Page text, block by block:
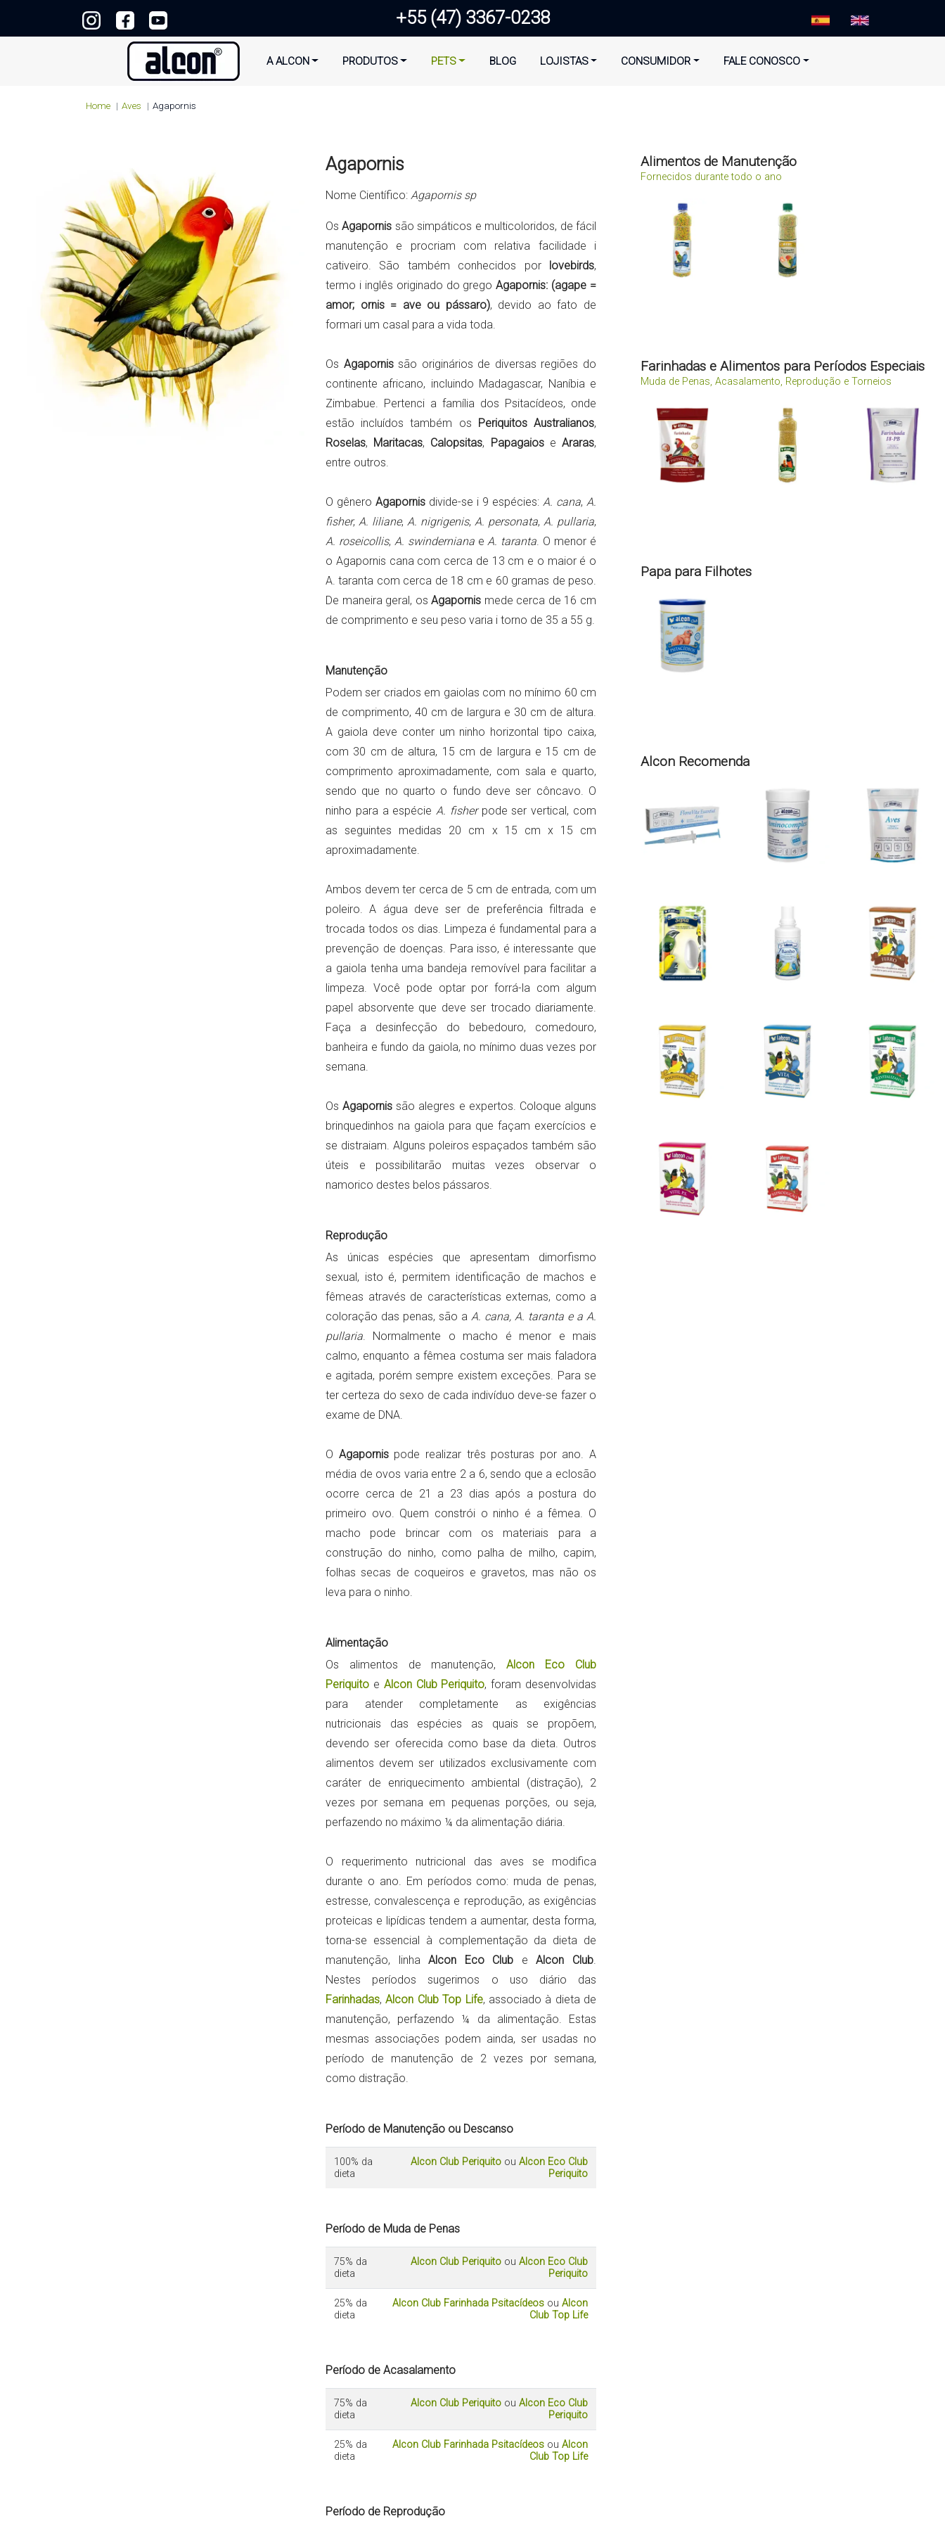
+55 (47) 3367-0238
A ALCON PRODUTOS PETS BLOG LOJISTAS CONSUMIDOR FALE CONOSCO
Home Aves Agapornis
Agapornis
Nome Científico: Agapornis sp
OsAgapornis são simpáticos e multicoloridos, de fácil
manutenção e procriam com relativa facilidade i
cativeiro. São também conhecidos por lovebirds,
termo i inglês originado do gregoAgapornis: (agape =
amor; ornis = ave ou pássaro), devido ao fato de
formari um casal para a vida toda.
Os Agapornissão originários de diversas regiões do
continente africano, incluindo Madagascar, Naníbia e
Zimbabue. Pertenci a família dos Psitacídeos, onde
estão incluídos também os Periquitos Australianos,
Roselas, Maritacas, Calopsitas, PapagaioseAraras,
entre outros.
O gênero Agapornis divide-se i 9 espécies: A. cana, A.
fisher, A. liliane, A. nigrigenis, A. personata, A. pullaria,
A. roseicollis, A. swindernianaeA. taranta. O menor é
o Agapornis cana com cerca de 13 cm e o maior é o
A. taranta com cerca de 18 cm e 60 gramas de peso.
De maneira geral, osAgapornis mede cerca de 16 cm
de comprimento e seu peso varia i torno de 35 a 55 g.
Manutenção
Podem ser criados em gaiolas com no mínimo 60 cm
de comprimento, 40 cm de largura e 30 cm de altura.
A gaiola deve conter um ninho horizontal tipo caixa,
com 30 cm de altura, 15 cm de largura e 15 cm de
comprimento aproximadamente, com sala e quarto,
sendo que no quarto o fundo deve ser côncavo. O
ninho para a espécieA. fisherpode ser vertical, com
as seguintes medidas 20 cm x 15 cm x 15 cm
aproximadamente.
Ambos devem ter cerca de 5 cm de entrada, com um
poleiro. A água deve ser de preferência filtrada e
trocada todos os dias. Limpeza é fundamental para a
prevenção de doenças. Para isso, é interessante que
a gaiola tenha uma bandeja removível para facilitar a
limpeza. Você pode optar por forrá-la com algum
papel absorvente que deve ser trocado diariamente.
Faça a desinfecção do bebedouro, comedouro,
banheira e fundo da gaiola, no mínimo duas vezes por
semana.
OsAgapornis são alegres e expertos. Coloque alguns
brinquedinhos na gaiola para que façam exercícios e
se distraiam. Alguns poleiros espaçados também são
úteis e possibilitarão muitas vezes observar o
namorico destes belos pássaros.
Reprodução
As únicas espécies que apresentam dimorfismo
sexual, isto é, permitem identificação de machos e
fêmeas através de características externas, como a
coloração das penas, são a A. cana, A. taranta e a A.
pullaria. Normalmente o macho é menor e mais
calmo, enquanto a fêmea costuma ser mais faladora
e agitada, porém sempre existem exceções. Para se
ter certeza do sexo de cada indivíduo deve-se fazer o
exame de DNA.
O Agapornispode realizar três posturas por ano. A
média de ovos varia entre 2 a 6, sendo que a eclosão
ocorre cerca de 21 a 23 dias após a postura do
primeiro ovo. Quem constrói o ninho é a fêmea. O
macho pode brincar com os materiais para a
construção do ninho, como palha de milho, capim,
folhas secas de coqueiros e gravetos, mas não os
leva para o ninho.
Alimentação
Os alimentos de manutenção,Alcon Eco Club
Periquito e Alcon Club Periquito, foram desenvolvidas
para atender completamente as exigências
nutricionais das espécies as quais se propõem,
devendo ser oferecida como base da dieta. Outros
alimentos devem ser utilizados exclusivamente com
caráter de enriquecimento ambiental (distração), 2
vezes por semana em pequenas porções, ou seja,
perfazendo no máximo ¼ da alimentação diária.
O requerimento nutricional das aves se modifica
durante o ano. Em períodos como: muda de penas,
estresse, convalescença e reprodução, as exigências
proteicas e lipídicas tendem a aumentar, desta forma,
torna-se essencial à complementação da dieta de
manutenção, linhaAlcon Eco Club eAlcon Club.
Nestes períodos sugerimos o uso diário das
Farinhadas,Alcon Club Top Life, associado à dieta de
manutenção, perfazendo ¼ da alimentação. Estas
mesmas associações podem ainda, ser usadas no
período de manutenção de 2 vezes por semana,
como distração.
Período de Manutenção ou Descanso
100% da
dieta
Alcon Club Periquito ou Alcon Eco Club
Periquito
Período de Muda de Penas
75% da
dieta
Alcon Club Periquito ou Alcon Eco Club
Periquito
25% da
dieta
Alcon Club Farinhada Psitacídeos ou Alcon
Club Top Life
Período de Acasalamento
75% da
dieta
Alcon Club Periquito ou Alcon Eco Club
Periquito
25% da
dieta
Alcon Club Farinhada Psitacídeos ou Alcon
Club Top Life
Período de Reprodução
Alimentos de Manutenção
Fornecidos durante todo o ano
Farinhadas e Alimentos para Períodos Especiais
Muda de Penas, Acasalamento, Reprodução e Torneios
Papa para Filhotes
Alcon Recomenda